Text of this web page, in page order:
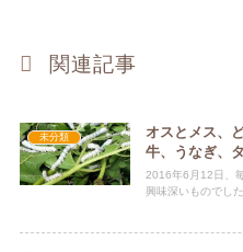
関連記事
未分類
オスとメス、
牛、うなぎ、
2016年6月12日、
興味深いものでし